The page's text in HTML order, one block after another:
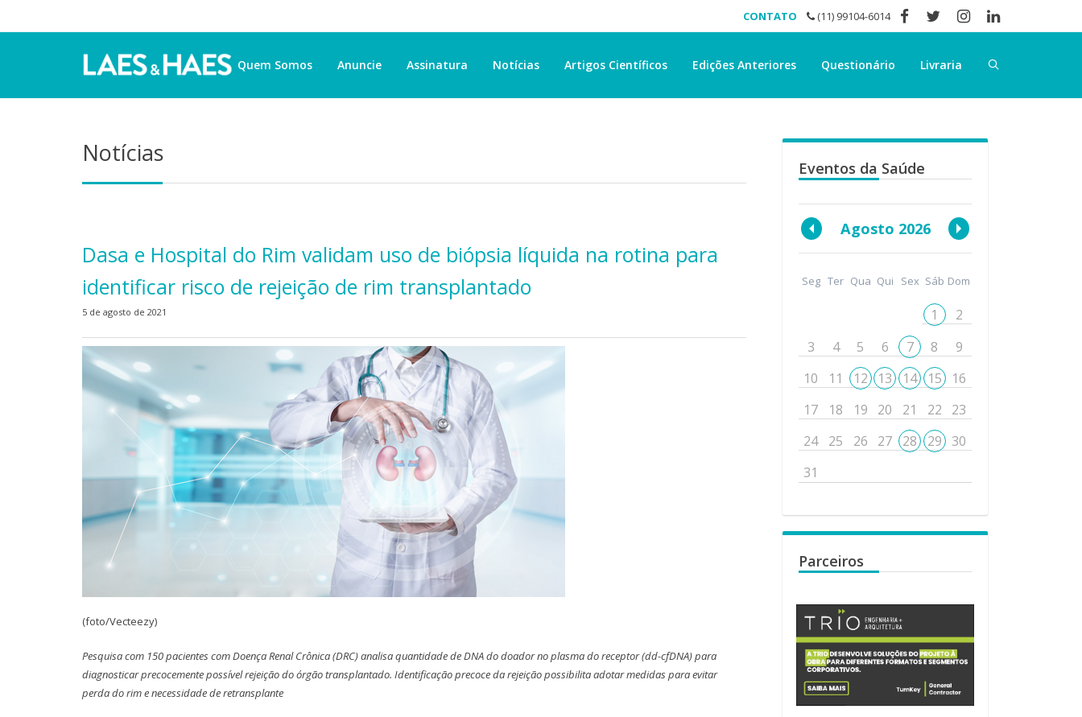
CONTATO (11) 99104-6014
Quem Somos Anuncie Assinatura Notícias Artigos Científicos Edições Anteriores Questionário Livraria
Notícias
Dasa e Hospital do Rim validam uso de biópsia líquida na rotina para
identificar risco de rejeição de rim transplantado
5 de agosto de 2021
(foto/Vecteezy)
Pesquisa com 150 pacientes com Doença Renal Crônica (DRC) analisa quantidade de DNA do doador no plasma do receptor (dd-cfDNA) para
diagnosticar precocemente possível rejeição do órgão transplantado. Identificação precoce da rejeição possibilita adotar medidas para evitar
perda do rim e necessidade de retransplante
Eventos da Saúde
Agosto 2026
Seg Ter Qua Qui Sex Sáb Dom
1
2
3
4 5 6 7 8
9
10
11 12 13 14 15
16
17
18 19 20 21 22
23
24
25 26 27 28 29
30
31
Parceiros